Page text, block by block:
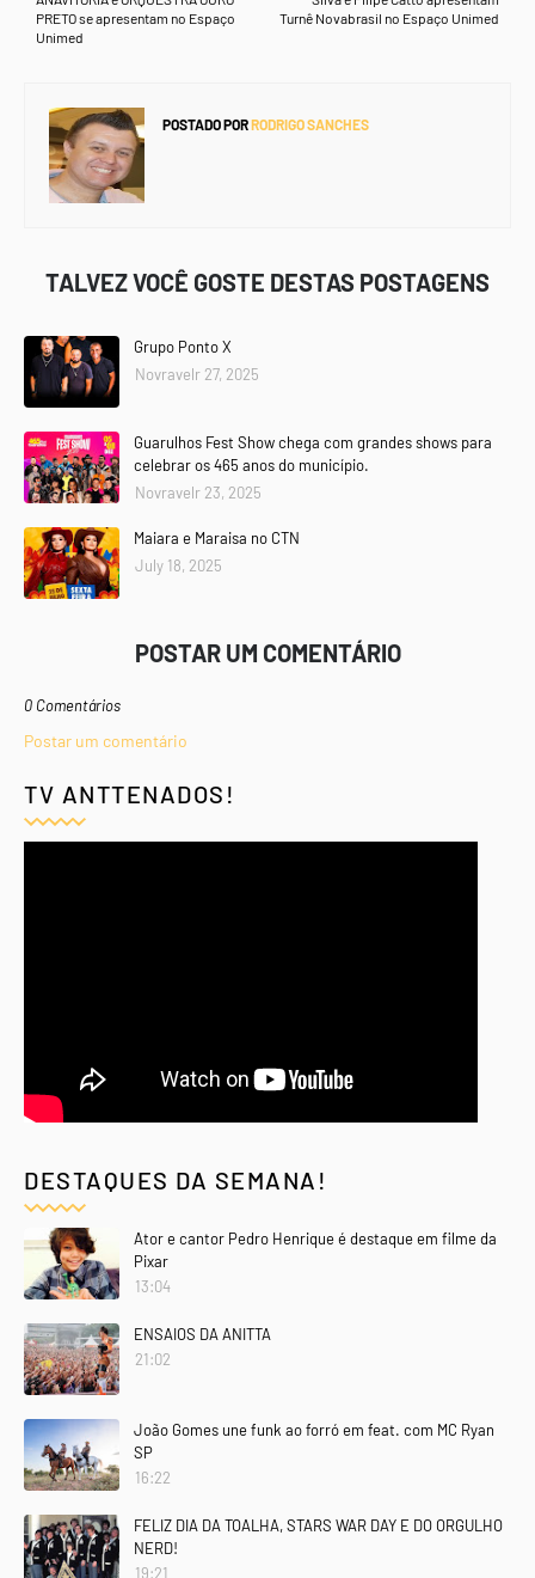
Turnê Novabrasil no Espaço Unimed
PRETO se apresentam no Espaço
Unimed
POSTADO PORRODRIGO SANCHES
TALVEZ VOCÊ GOSTE DESTAS POSTAGENS
Grupo Ponto X
Novravelr 27, 2025
Guarulhos Fest Show chega com grandes shows para
celebrar os 465 anos do município.
Novravelr 23, 2025
Maiara e Maraisa no CTN
July 18, 2025
POSTAR UM COMENTÁRIO
0 Comentários
Postar um comentário
TV ANTTENADOS!
DESTAQUES DA SEMANA!
Ator e cantor Pedro Henrique é destaque em filme da
Pixar
13:04
ENSAIOS DA ANITTA
21:02
João Gomes une funk ao forró em feat. com MC Ryan
SP
16:22
FELIZ DIA DA TOALHA, STARS WAR DAY E DO ORGULHO
NERD!
19:21